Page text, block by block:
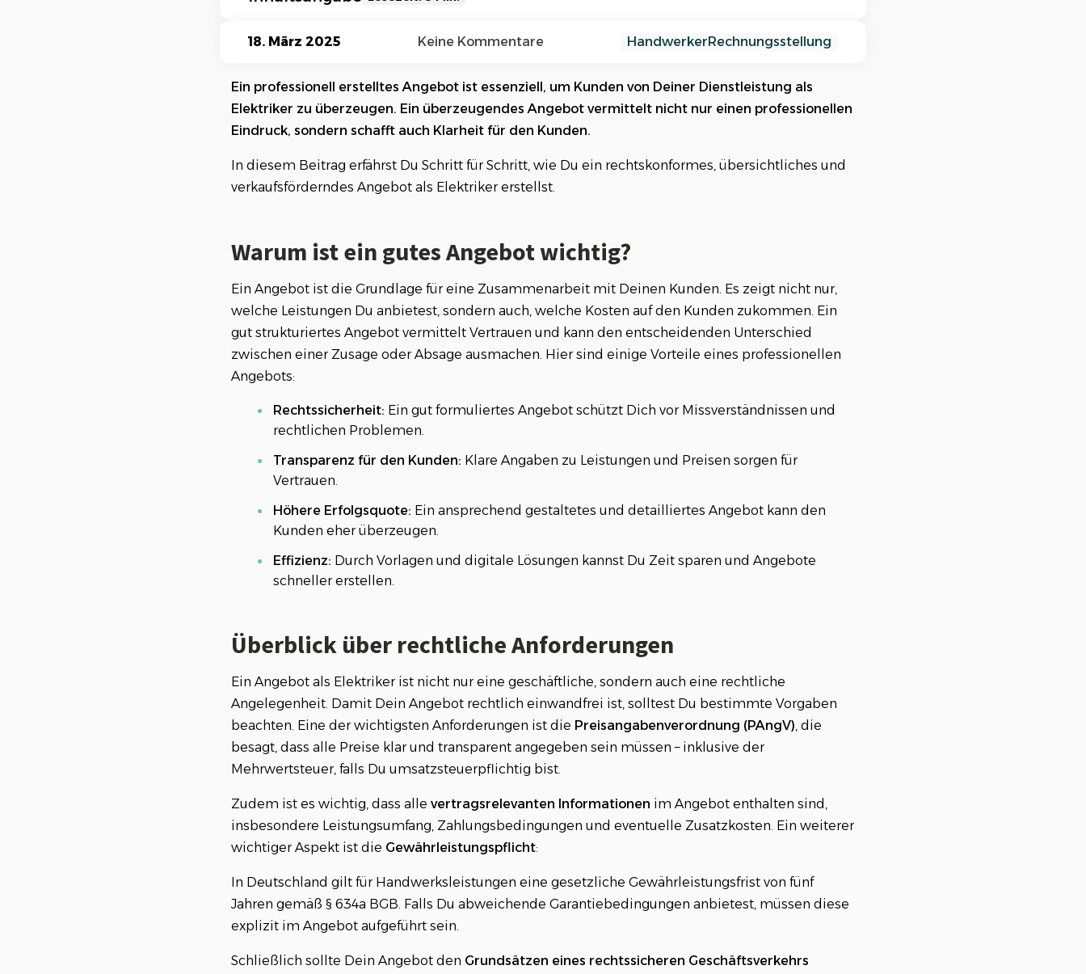
unserer Referenzen an...
Warum ist ein gutes Angebot wichtig?
Häufige Fehler beim Angebotserstellen vermeiden
Digitale Tools zur Angebotserstellung nutzen
Einsatz von Vorlagen vs. Software: Was ist effizienter?
Angebotsnachverfolgung: So erhöhst Du Deine Auftragsquote
Wichtige Punkte beim Schreiben einer Rechnung als Elektroniker
Fazit: Mit professionellen Angeboten zu mehr Aufträgen
18. März 2025 Keine Kommentare HandwerkerRechnungsstellung
Ein professionell erstelltes Angebot ist essenziell, um Kunden von Deiner Dienstleistung als
Elektriker zu überzeugen. Ein überzeugendes Angebot vermittelt nicht nur einen professionellen
Eindruck, sondern schafft auch Klarheit für den Kunden.
In diesem Beitrag erfährst Du Schritt für Schritt, wie Du ein rechtskonformes, übersichtliches und
verkaufsförderndes Angebot als Elektriker erstellst.
Warum ist ein gutes Angebot wichtig?
Ein Angebot ist die Grundlage für eine Zusammenarbeit mit Deinen Kunden. Es zeigt nicht nur,
welche Leistungen Du anbietest, sondern auch, welche Kosten auf den Kunden zukommen. Ein
gut strukturiertes Angebot vermittelt Vertrauen und kann den entscheidenden Unterschied
zwischen einer Zusage oder Absage ausmachen. Hier sind einige Vorteile eines professionellen
Angebots:
Rechtssicherheit: Ein gut formuliertes Angebot schützt Dich vor Missverständnissen und
rechtlichen Problemen.
Transparenz für den Kunden: Klare Angaben zu Leistungen und Preisen sorgen für
Vertrauen.
Höhere Erfolgsquote: Ein ansprechend gestaltetes und detailliertes Angebot kann den
Kunden eher überzeugen.
Effizienz: Durch Vorlagen und digitale Lösungen kannst Du Zeit sparen und Angebote
schneller erstellen.
Überblick über rechtliche Anforderungen
Ein Angebot als Elektriker ist nicht nur eine geschäftliche, sondern auch eine rechtliche
Angelegenheit. Damit Dein Angebot rechtlich einwandfrei ist, solltest Du bestimmte Vorgaben
beachten. Eine der wichtigsten Anforderungen ist die Preisangabenverordnung (PAngV), die
besagt, dass alle Preise klar und transparent angegeben sein müssen – inklusive der
Mehrwertsteuer, falls Du umsatzsteuerpflichtig bist.
Zudem ist es wichtig, dass alle vertragsrelevanten Informationen im Angebot enthalten sind,
insbesondere Leistungsumfang, Zahlungsbedingungen und eventuelle Zusatzkosten. Ein weiterer
wichtiger Aspekt ist die Gewährleistungspflicht:
In Deutschland gilt für Handwerksleistungen eine gesetzliche Gewährleistungsfrist von fünf
Jahren gemäß § 634a BGB. Falls Du abweichende Garantiebedingungen anbietest, müssen diese
explizit im Angebot aufgeführt sein.
Schließlich sollte Dein Angebot den Grundsätzen eines rechtssicheren Geschäftsverkehrs